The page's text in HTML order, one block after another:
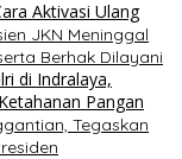
JKN Meninggal
Berhak Dilayani
Tegaskan